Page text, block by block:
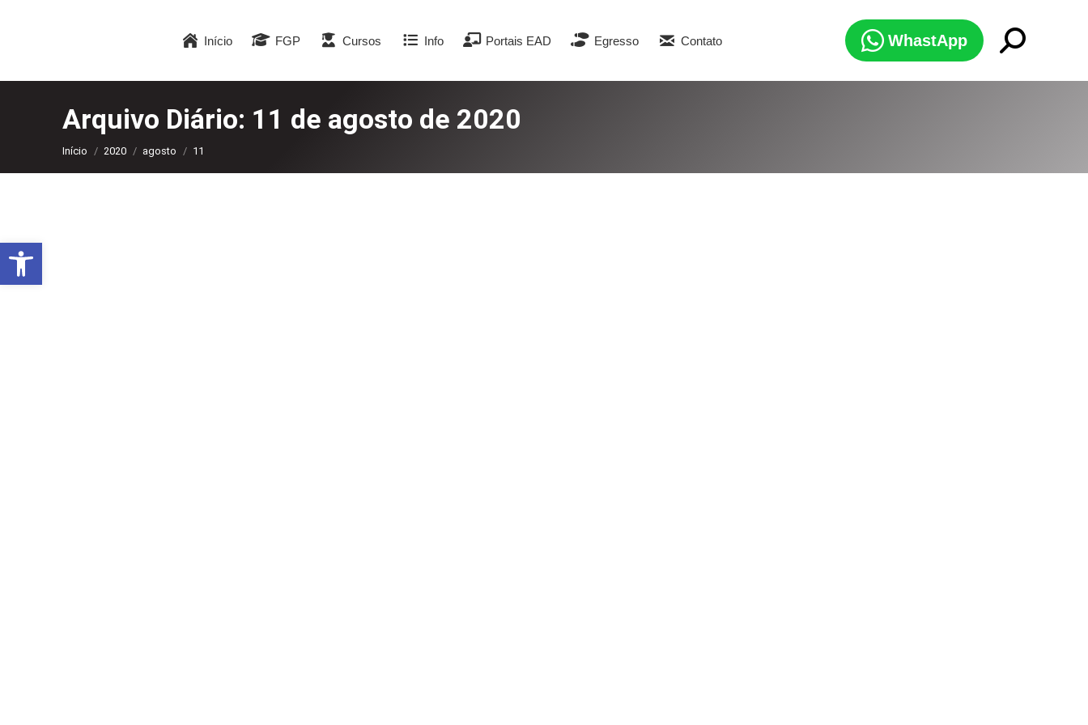
Início FGP Cursos Info Portais EAD Egresso Contato WhastApp Search:
Arquivo Diário: 11 de agosto de 2020
Você está aqui:
Início 2020 agosto 11
Abrir a barra de ferramentas